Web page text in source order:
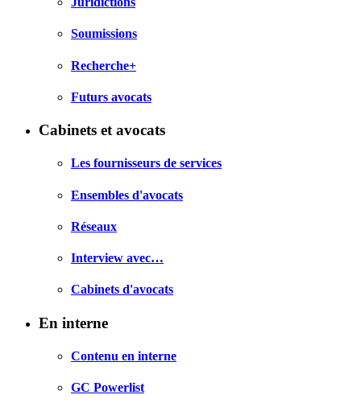
Soumissions
Recherche+
Futurs avocats
Cabinets et avocats
Les fournisseurs de services
Ensembles d'avocats
Réseaux
Interview avec…
Cabinets d'avocats
En interne
Contenu en interne
GC Powerlist